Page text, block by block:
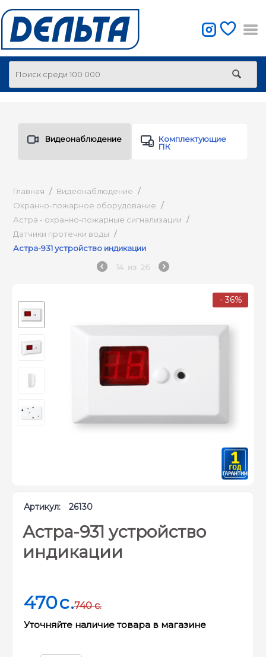
Видеонаблюдение
Комплектующие
ПК
Главная / Видеонаблюдение /
Охранно-пожарное оборудование /
Астра - охранно-пожарные сигнализации /
Датчики протечки воды /
Астра-931 устройство индикации
14 из 26
- 36%
Артикул: 26130
Астра-931 устройство
индикации
470c.
Уточняйте наличие товара в магазине
740 c.